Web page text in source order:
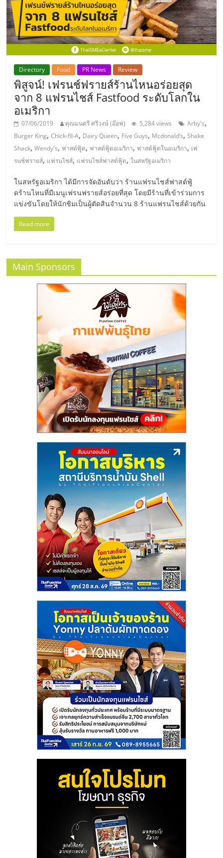
รน
ไชส์,
ศูนย์
รวม
แฟ
รน
ไชส์
พร้อม
ทำเล
สำหรับ
เปิด
ร้าน
ปรึกษา
ฟรี,
บริการ
พัฒนา
ระบบ
Directory Food PR News Review
พิสูจน์! เฟรนช์ฟรายส์ร้านไหนอร่อยสุด
จาก 8 แฟรนไชส์ Fastfood ระดับโลกใน
อเมริกา
07/06/2019 คุณมนตรี ศรีวงษ์ (อ๊อฟ) 5,284 views Arby's,
Burger King,Chick-fil-A, Dairy Queen, Five Guys, Mcdonald’s,Shake
Shack,Wendy's, ฟาสต์ฟู้ด, ฟาสต์ฟู้ดอเมริกา, ฟาสต์ฟู้ดในอเมริกา, เฟ
รนช์ฟรายส์, แฟรนไชส์, แฟรนไชส์ฟาสต์ฟู้ด,ในสหรัฐอเมริกา
ในสหรัฐอเมริกา ได้มีการจัดอันดับว่า ร้านแฟรนไชส์ฟาสต์ฟู้
ดร้านไหนที่มีเมนูเฟรนฟรายส์อร่อยที่สุด โดยมีร้านที่เข้าร่วมการ
แข่งขันโดยให้นักชิมเป็นผู้ตัดสินจำนวน 8 ร้านแฟรนไชส์ด้วยกัน
Read more
Main Sponsors